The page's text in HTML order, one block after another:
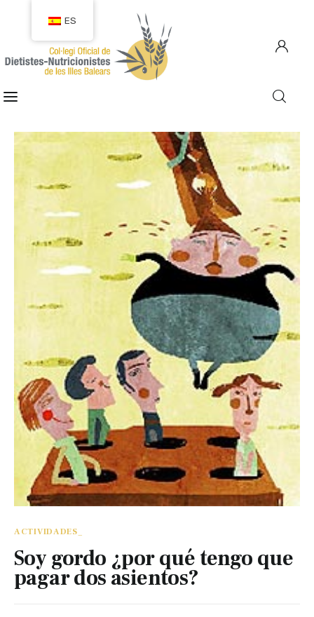
COLEGIADOS
CIUDADANÍA
RECURSOS
TRANSPARENCIA
ACTIVIDADES_
Soy gordo ¿por qué tengo que
pagar dos asientos?
ES